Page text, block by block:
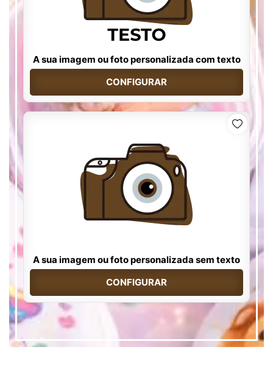
A sua imagem ou foto personalizada com texto
CONFIGURAR
A sua imagem ou foto personalizada sem texto
CONFIGURAR